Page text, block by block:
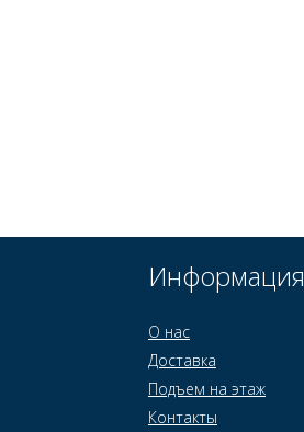
Информация
О нас
Доставка
Подъем на этаж
Контакты